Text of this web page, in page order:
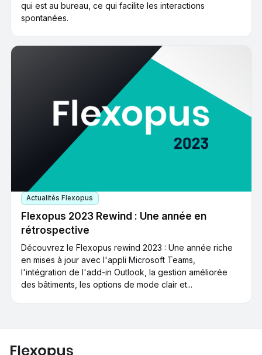
qui est au bureau, ce qui facilite les interactions
spontanées.
Actualités Flexopus
Flexopus 2023 Rewind : Une année en
rétrospective
Découvrez le Flexopus rewind 2023 : Une année riche
en mises à jour avec l'appli Microsoft Teams,
l'intégration de l'add-in Outlook, la gestion améliorée
des bâtiments, les options de mode clair et...